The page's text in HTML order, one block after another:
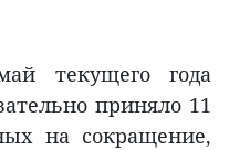
текущего года
приняло 11
на сокращение,